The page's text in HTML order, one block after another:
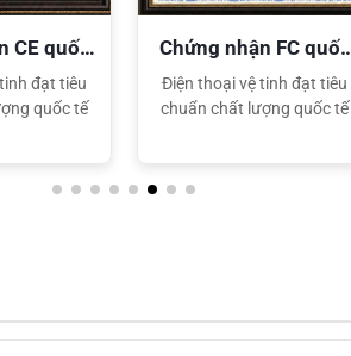
CE quốc
đạt tiêu
quốc tế
Chứng nhận FC quốc
tế
Điện thoại vệ tinh đạt tiêu
chuẩn chất lượng quốc tế